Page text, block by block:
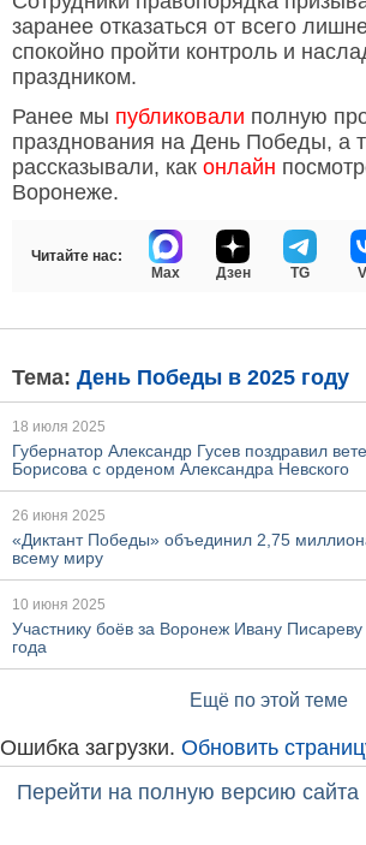
заранее отказаться от всего
спокойно пройти контроль и
праздником.
Ранее мы публиковали полную
празднования на День Победы, а
рассказывали, как онлайн
Воронеже.
Читайте нас:
Max
Дзен TG
Тема: День Победы в 2025 году
18 июля 2025
Губернатор Александр Гусев поздравил
Борисова с орденом Александра Невского
26 июня 2025
«Диктант Победы» объединил 2,75
всему миру
10 июня 2025
Участнику боёв за Воронеж Ивану
года
Ещё по этой теме
Ошибка загрузки. Обновить
Перейти на полную версию сайта